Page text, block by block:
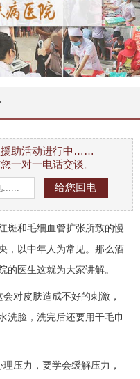
援助活动进行中……
一对一电话交谈。
斑和毛细血管扩张所致的慢
，以中年人 为常见。那么酒
医生这就为大家讲解。
对皮肤造成不好的刺激，
洗脸，洗完后还要用干毛巾
压力，要学会缓解压力，